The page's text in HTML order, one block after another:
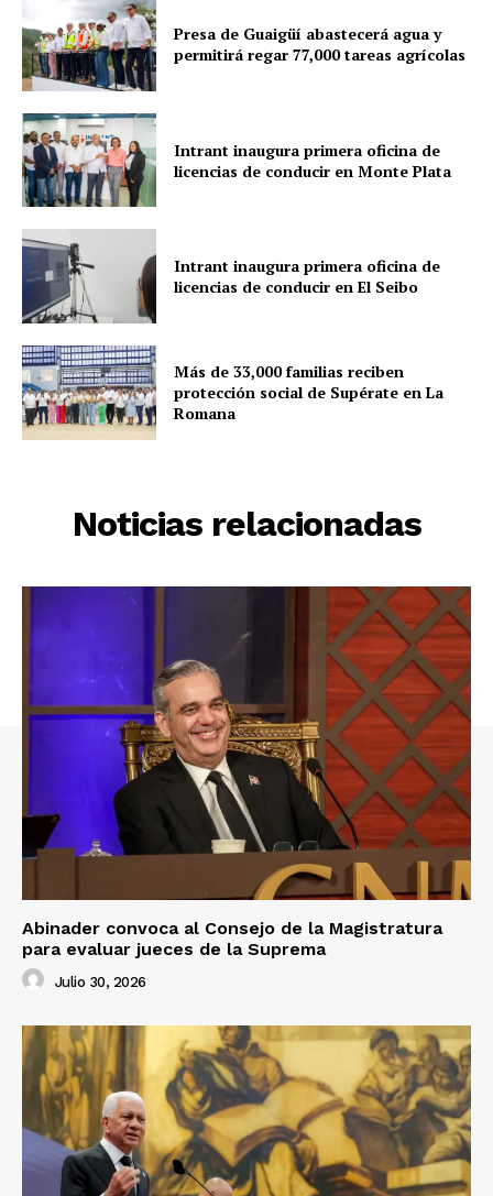
Presa de Guaigüí abastecerá agua y
permitirá regar 77,000 tareas agrícolas
Intrant inaugura primera oficina de
licencias de conducir en Monte Plata
Intrant inaugura primera oficina de
licencias de conducir en El Seibo
Más de 33,000 familias reciben
protección social de Supérate en La
Romana
Noticias relacionadas
Abinader convoca al Consejo de la Magistratura
para evaluar jueces de la Suprema
Julio 30, 2026